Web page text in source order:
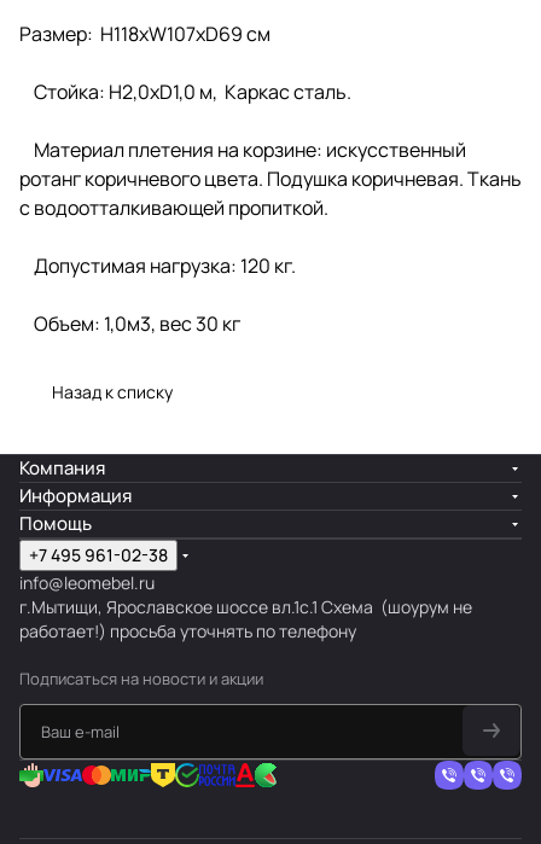
Размер: H118хW107хD69 см
Стойка: H2,0xD1,0 м, Каркас сталь.
Материал плетения на корзине: искусственный
ротанг коричневого цвета. Подушка коричневая. Ткань
с водоотталкивающей пропиткой.
Допустимая нагрузка: 120 кг.
Объем: 1,0м3, вес 30 кг
Назад к списку
Компания
Информация
Помощь
+7 495 961-02-38
info@leomebel.ru
г.Мытищи, Ярославское шоссе вл.1с.1 Схема (шоурум не
работает!) просьба уточнять по телефону
Подписаться на новости и акции